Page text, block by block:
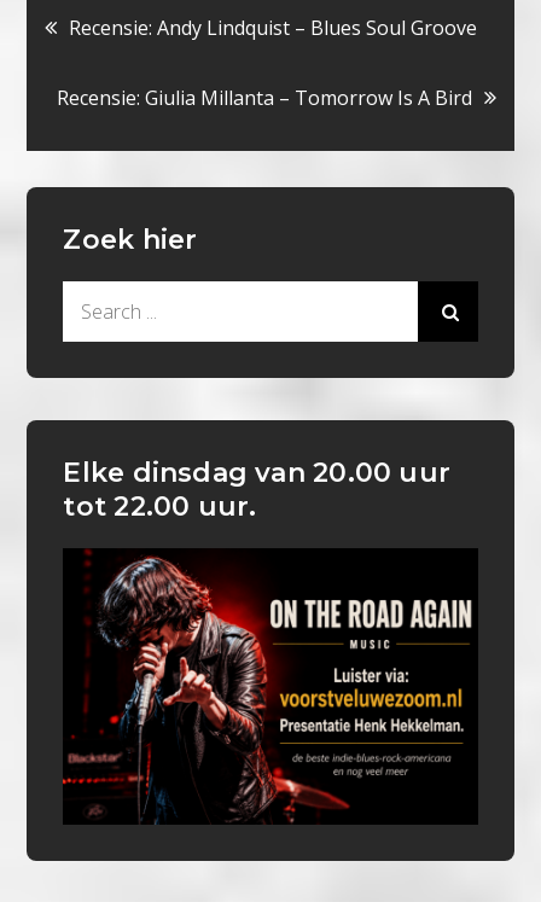
Bericht
navigatie
Recensie: Andy Lindquist – Blues Soul Groove
Recensie: Giulia Millanta – Tomorrow Is A Bird
Zoek hier
Search
Elke dinsdag van 20.00 uur
tot 22.00 uur.